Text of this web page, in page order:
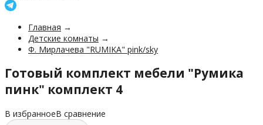
Главная →
Детские комнаты →
Ф. Мирлачева "RUMIKA" pink/sky
Готовый комплект мебели "Румика
пинк" комплект 4
В избранноеВ сравнение